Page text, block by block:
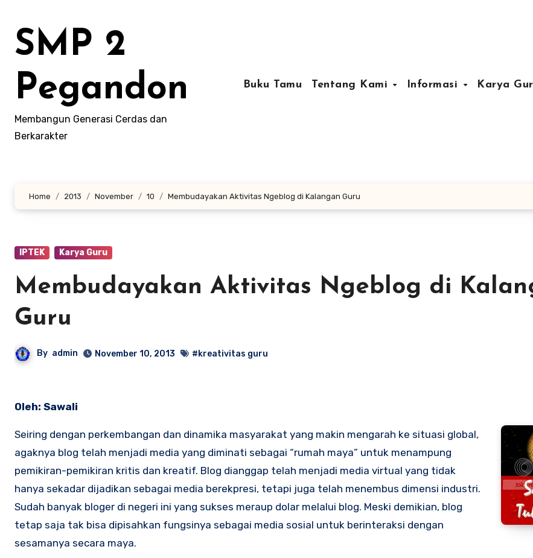
kontenSMP 2
Pegandon
Membangun Generasi Cerdas dan
Berkarakter
Buku Tamu Tentang Kami Informasi Karya
Home 2013 November 10 Membudayakan Aktivitas Ngeblog di Kalangan Guru
IPTEK Karya Guru
Membudayakan Aktivitas Ngeblog di
Guru
By admin November 10, 2013 #kreativitas guru
Oleh: Sawali
Seiring dengan perkembangan dan dinamika masyarakat yang makin mengarah ke situasi global,
agaknya blog telah menjadi media yang diminati sebagai “rumah maya” untuk menampung
pemikiran-pemikiran kritis dan kreatif. Blog dianggap telah menjadi media virtual yang tidak
hanya sekadar dijadikan sebagai media berekpresi, tetapi juga telah menembus dimensi industri.
Sudah banyak bloger di negeri ini yang sukses meraup dolar melalui blog. Meski demikian, blog
tetap saja tak bisa dipisahkan fungsinya sebagai media sosial untuk berinteraksi dengan
sesamanya secara maya.